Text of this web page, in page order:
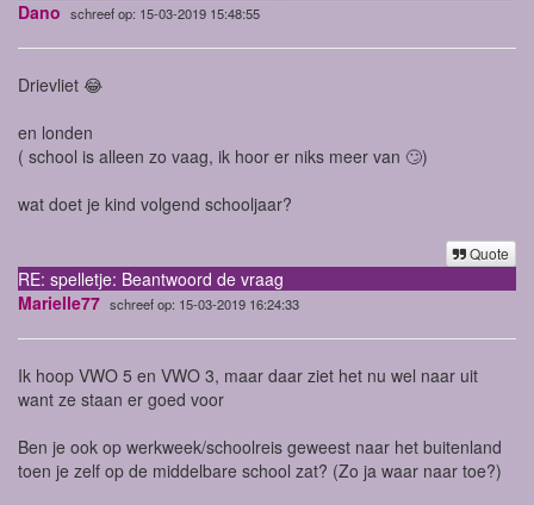
Dano schreef op: 15-03-2019 15:48:55
Drievliet 😂
en londen
( school is alleen zo vaag, ik hoor er niks meer van 🙄)
wat doet je kind volgend schooljaar?
Quote
RE: spelletje: Beantwoord de vraag
Marielle77 schreef op: 15-03-2019 16:24:33
Ik hoop VWO 5 en VWO 3, maar daar ziet het nu wel naar uit
want ze staan er goed voor
Ben je ook op werkweek/schoolreis geweest naar het buitenland
toen je zelf op de middelbare school zat? (Zo ja waar naar toe?)